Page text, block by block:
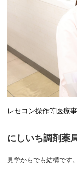
レセコン操作等医療
にしいち調剤薬
見学からでも結構です